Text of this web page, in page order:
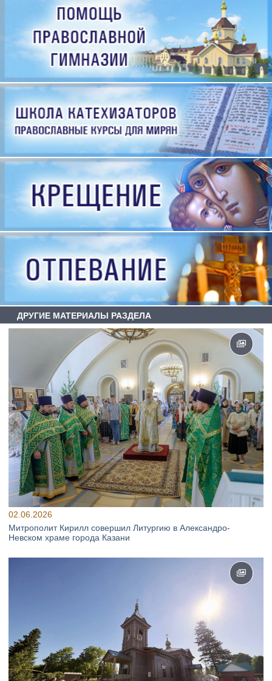
ДРУГИЕ МАТЕРИАЛЫ РАЗДЕЛА
02.06.2026
Митрополит Кирилл совершил Литургию в Александро-
Невском храме города Казани